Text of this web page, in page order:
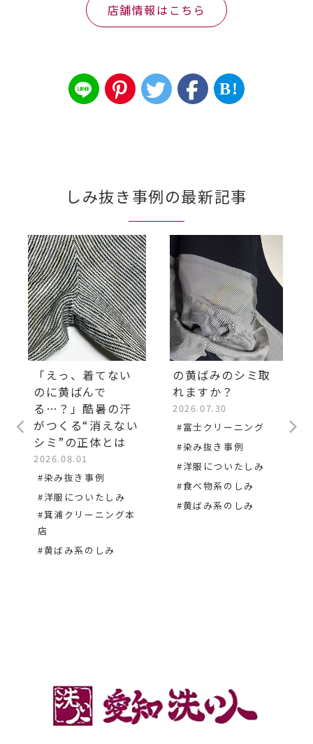
店舗情報はこちら
B!
しみ抜き事例の最新記事
「えっ、着てない
のに黄ばんで
る…？」酷暑の汗
がつくる“消えない
シミ”の正体とは
2026.08.01
#染み抜き事例
#洋服についたしみ
#箕浦クリーニング本
店
#黄ばみ系のしみ
の黄ばみのシミ取
れますか？
2026.07.30
#富士クリーニング
#染み抜き事例
#洋服についたしみ
#食べ物系のしみ
#黄ばみ系のしみ